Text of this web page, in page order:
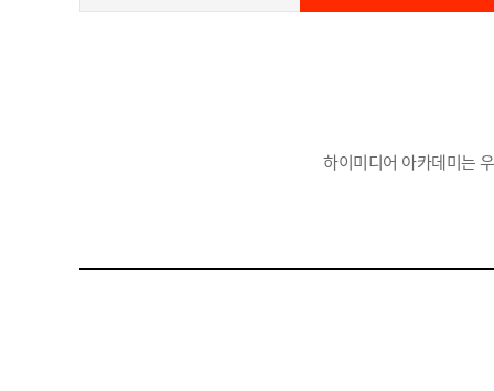
하이미디어 아카데미는